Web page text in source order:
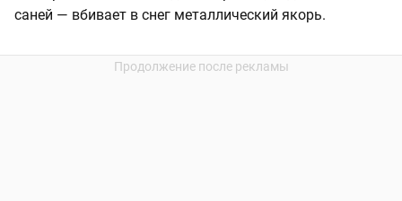
саней — вбивает в снег металлический якорь.